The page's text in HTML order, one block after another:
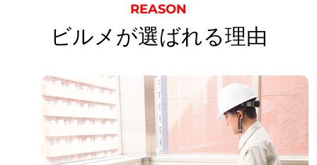
REASON
ビルメが選ばれる理由